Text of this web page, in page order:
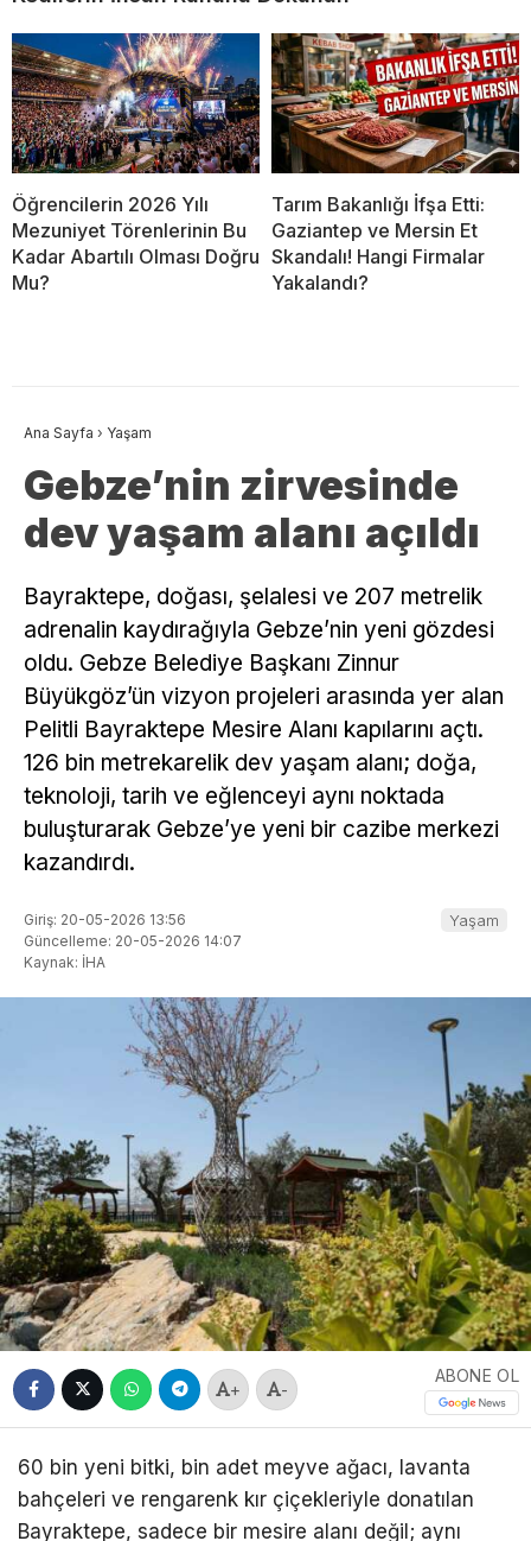
Öğrencilerin 2026 Yılı
Mezuniyet Törenlerinin Bu
Kadar Abartılı Olması Doğru
Mu?
Tarım Bakanlığı İfşa Etti:
Gaziantep ve Mersin Et
Skandalı! Hangi Firmalar
Yakalandı?
Ana Sayfa › Yaşam
Gebze’nin zirvesinde
dev yaşam alanı açıldı
Bayraktepe, doğası, şelalesi ve 207 metrelik
adrenalin kaydırağıyla Gebze’nin yeni gözdesi
oldu. Gebze Belediye Başkanı Zinnur
Büyükgöz’ün vizyon projeleri arasında yer alan
Pelitli Bayraktepe Mesire Alanı kapılarını açtı.
126 bin metrekarelik dev yaşam alanı; doğa,
teknoloji, tarih ve eğlenceyi aynı noktada
buluşturarak Gebze’ye yeni bir cazibe merkezi
kazandırdı.
Giriş: 20-05-2026 13:56
Güncelleme: 20-05-2026 14:07
Kaynak: İHA
Yaşam
+ -
ABONE OL
60 bin yeni bitki, bin adet meyve ağacı, lavanta
bahçeleri ve rengarenk kır çiçekleriyle donatılan
Bayraktepe, sadece bir mesire alanı değil; aynı